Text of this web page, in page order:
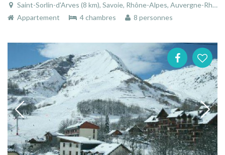
Saint-Sorlin-d'Arves (8 km), Savoie, Rhône-Alpes, Auvergne-Rhône-Alpes, France
Appartement
4 chambres 8 personnes